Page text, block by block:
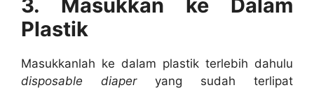
3.
Masukkan ke Dalam
Plastik
Masukkanlah ke dalam plastik terlebih dahulu
disposable diaper yang sudah terlipat